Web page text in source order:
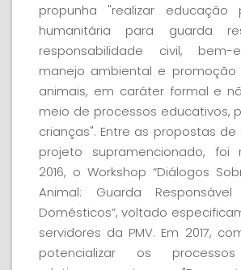
propunha "realizar educação
humanitária para guarda
responsabilidade civil, bem-
manejo ambiental e
animais, em caráter formal e
meio de processos educativos,
crianças". Entre as propostas
projeto supramencionado, foi
2016, o Workshop “Diálogos
Animal: Guarda
Domésticos”, voltado
servidores da PMV. Em 2017,
potencializar os